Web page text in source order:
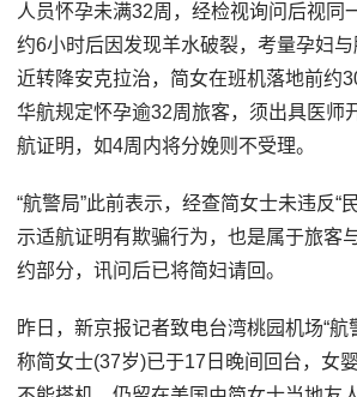
人员怀孕未满32周，经检视询问后视同
约6小时后因发现羊水破裂，考量孕妇
近转降安克拉治，简女在班机落地前约
华航规定怀孕逾32周旅客，须出具医师
航证明，如4周内将分娩则不受理。
“航警局”此前表示，经查简女士未违反“
示适航证明有欺骗行为，也是属于旅客
约部分，讯问后已将简妇请回。
昨日，新京报记者致电台湾桃园机场“航
称简女士(37岁)已于17日晚间回台，女